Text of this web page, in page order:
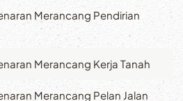
Merancang Pendirian
Merancang Kerja Tanah
Merancang Pelan Jalan